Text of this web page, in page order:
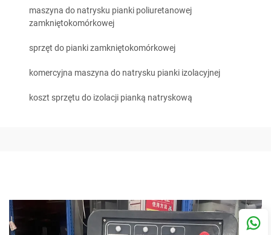
maszyna do natrysku pianki poliuretanowej
zamkniętokomórkowej
sprzęt do pianki zamkniętokomórkowej
komercyjna maszyna do natrysku pianki izolacyjnej
koszt sprzętu do izolacji pianką natryskową